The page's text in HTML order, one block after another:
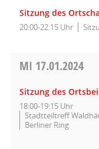
Sitzung des
20:00-22:15 Uhr
MI 17.01.2024
Sitzung des
18:00-19:15 Uhr
Stadtteiltreff
Berliner Ring